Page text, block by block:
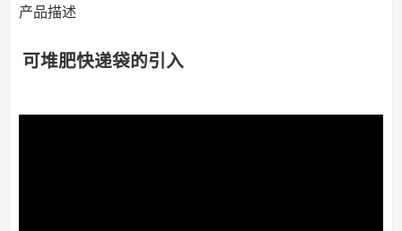
产品描述
可堆肥快递袋的引入